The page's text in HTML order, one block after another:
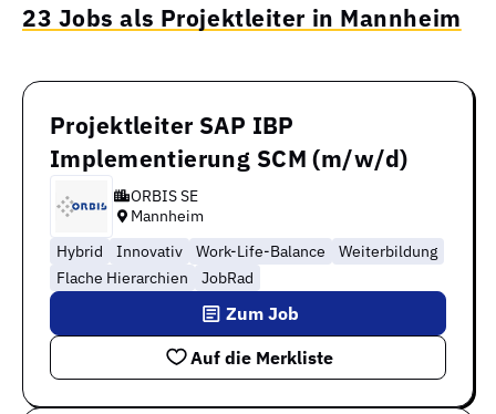
23 Jobs als Projektleiter in Mannheim
Projektleiter SAP IBP
Implementierung SCM (m/w/d)
ORBIS SE
Mannheim
Hybrid
Innovativ Work-Life-Balance
Weiterbildung
Flache Hierarchien
JobRad
Auf die Merkliste
Zum Job